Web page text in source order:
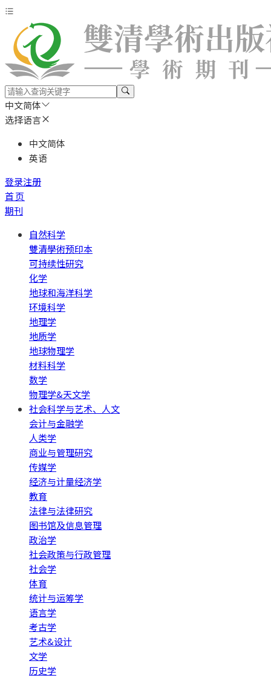
中文简体
选择语言
中文简体
英语
登录注册
首页
期刊
自然科学
雙清學術预印本
可持续性研究
化学
地球和海洋科学
环境科学
地理学
地质学
地球物理学
材料科学
数学
物理学&天文学
社会科学与艺术、人文
会计与金融学
人类学
商业与管理研究
传媒学
经济与计量经济学
教育
法律与法律研究
图书馆及信息管理
政治学
社会政策与行政管理
社会学
体育
统计与运筹学
语言学
考古学
艺术&设计
文学
历史学